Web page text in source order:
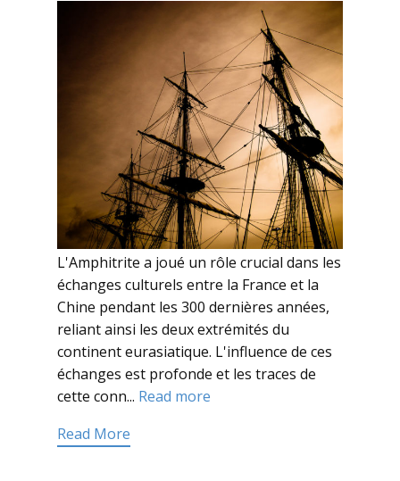
L'Amphitrite a joué un rôle crucial dans les
échanges culturels entre la France et la
Chine pendant les 300 dernières années,
reliant ainsi les deux extrémités du
continent eurasiatique. L'influence de ces
échanges est profonde et les traces de
cette conn... Read more
Read More